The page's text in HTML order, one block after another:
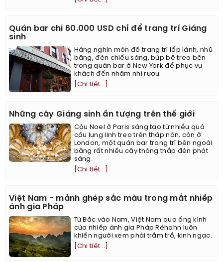
Quán bar chi 60.000 USD chỉ để trang trí Giáng
sinh
Hàng nghìn món đồ trang trí lấp lánh, nhũ
băng, đèn chiếu sáng, búp bê treo bên
trong quán bar ở New York để phục vụ
khách đến nhâm nhi rượu.
[Chi tiết...]
Những cây Giáng sinh ấn tượng trên thế giới
Câu Noel ở Paris sáng tạo từ nhiều quả
cầu lung linh treo trên tháp nón, còn ở
London, một quán bar trang trí bên ngoài
bằng rất nhiều cây thông thắp đèn phát
sáng.
[Chi tiết...]
Việt Nam - mảnh ghép sắc màu trong mắt nhiếp
ảnh gia Pháp
Từ Bắc vào Nam, Việt Nam qua ống kính
của nhiếp ảnh gia Pháp Réhahn luôn
khiến người xem phải trầm trồ, kinh ngạc.
[Chi tiết...]